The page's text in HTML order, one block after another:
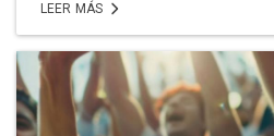
LEER MÁS